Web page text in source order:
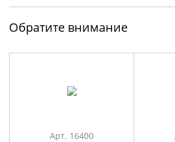
Обратите внимание
Арт. 16400